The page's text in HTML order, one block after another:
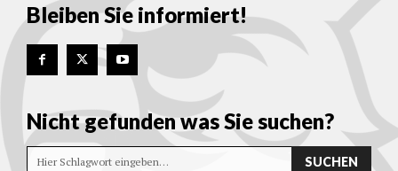
Bleiben Sie informiert!
Nicht gefunden was Sie suchen?
Hier Schlagwort eingeben… SUCHEN